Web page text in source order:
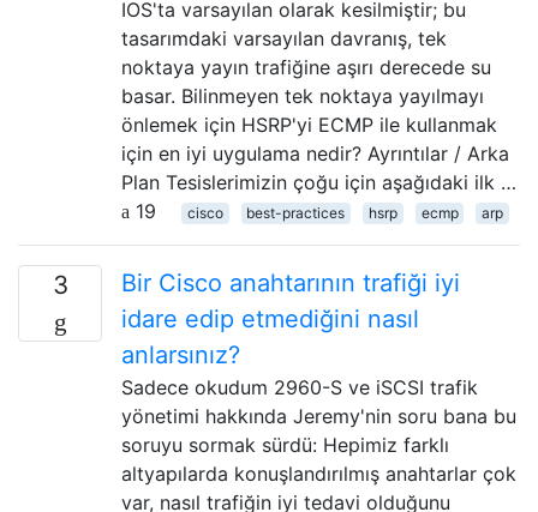
IOS'ta varsayılan olarak kesilmiştir; bu
tasarımdaki varsayılan davranış, tek
noktaya yayın trafiğine aşırı derecede su
basar. Bilinmeyen tek noktaya yayılmayı
önlemek için HSRP'yi ECMP ile kullanmak
için en iyi uygulama nedir? Ayrıntılar / Arka
Plan Tesislerimizin çoğu için aşağıdaki ilk …
19
cisco best-practices hsrp ecmp arp
3
Bir Cisco anahtarının trafiği iyi
idare edip etmediğini nasıl
anlarsınız?
Sadece okudum 2960-S ve iSCSI trafik
yönetimi hakkında Jeremy'nin soru bana bu
soruyu sormak sürdü: Hepimiz farklı
altyapılarda konuşlandırılmış anahtarlar çok
var, nasıl trafiğin iyi tedavi olduğunu